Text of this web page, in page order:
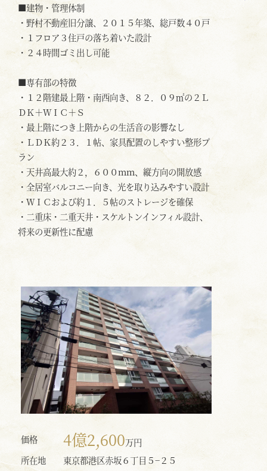
■建物・管理体制
・野村不動産旧分譲、２０１５年築、総戸数４０戸
・１フロア３住戸の落ち着いた設計
・２４時間ゴミ出し可能
■専有部の特徴
・１２階建最上階・南西向き、８２．０９㎡の２Ｌ
ＤＫ＋ＷＩＣ＋Ｓ
・最上階につき上階からの生活音の影響なし
・ＬＤＫ約２３．１帖、家具配置のしやすい整形プ
ラン
・天井高最大約２，６００ｍｍ、縦方向の開放感
・全居室バルコニー向き、光を取り込みやすい設計
・ＷＩＣおよび約１．５帖のストレージを確保
・二重床・二重天井・スケルトンインフィル設計、
将来の更新性に配慮
価格 4億2,600万円
所在地
東京都港区赤坂６丁目５−２５